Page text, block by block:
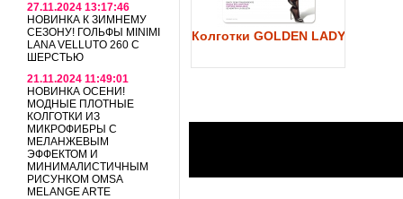
27.11.2024 13:17:46
НОВИНКА К ЗИМНЕМУ
СЕЗОНУ! ГОЛЬФЫ MINIMI
LANA VELLUTO 260 С
ШЕРСТЬЮ
21.11.2024 11:49:01
НОВИНКА ОСЕНИ!
МОДНЫЕ ПЛОТНЫЕ
КОЛГОТКИ ИЗ
МИКРОФИБРЫ С
МЕЛАНЖЕВЫМ
ЭФФЕКТОМ И
МИНИМАЛИСТИЧНЫМ
РИСУНКОМ OMSA
MELANGE ARTE
Колготки GOLDEN LADY My